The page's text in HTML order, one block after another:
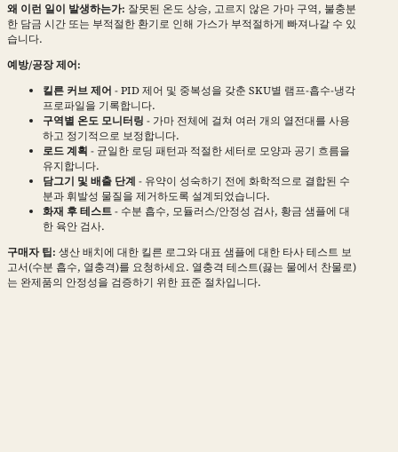
왜 이런 일이 발생하는가: 잘못된 온도 상승, 고르지 않은 가마 구역, 불충분
한 담금 시간 또는 부적절한 환기로 인해 가스가 부적절하게 빠져나갈 수 있
습니다.
예방/공장 제어:
킬른 커브 제어 - PID 제어 및 중복성을 갖춘 SKU별 램프-흡수-냉각
프로파일을 기록합니다.
구역별 온도 모니터링 - 가마 전체에 걸쳐 여러 개의 열전대를 사용
하고 정기적으로 보정합니다.
로드 계획 - 균일한 로딩 패턴과 적절한 세터로 모양과 공기 흐름을
유지합니다.
담그기 및 배출 단계 - 유약이 성숙하기 전에 화학적으로 결합된 수
분과 휘발성 물질을 제거하도록 설계되었습니다.
화재 후 테스트- 수분 흡수, 모듈러스/안정성 검사, 황금 샘플에 대
한 육안 검사.
구매자 팁: 생산 배치에 대한 킬른 로그와 대표 샘플에 대한 타사 테스트 보
고서(수분 흡수, 열충격)를 요청하세요. 열충격 테스트(끓는 물에서 찬물로)
는 완제품의 안정성을 검증하기 위한 표준 절차입니다.